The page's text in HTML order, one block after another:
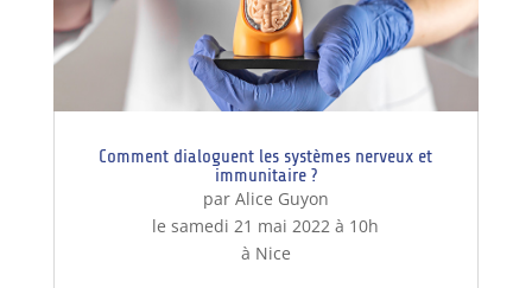
Comment dialoguent les systèmes nerveux et
immunitaire ?
par Alice Guyon
le samedi 21 mai 2022 à 10h
à Nice